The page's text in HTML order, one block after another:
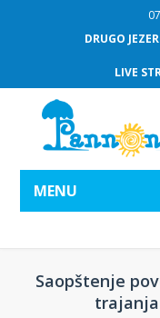
DRUGO
LIVE
MENU
Saopštenje